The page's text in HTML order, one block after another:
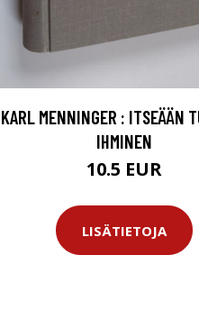
KARL MENNINGER : ITSEÄÄN
IHMINEN
10.5 EUR
LISÄTIETOJA